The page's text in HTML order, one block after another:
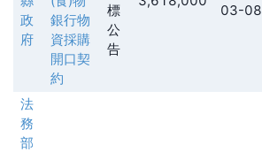
政
府
銀行物
資採購
開口契
約
標
公
告
03-08
法
務
部